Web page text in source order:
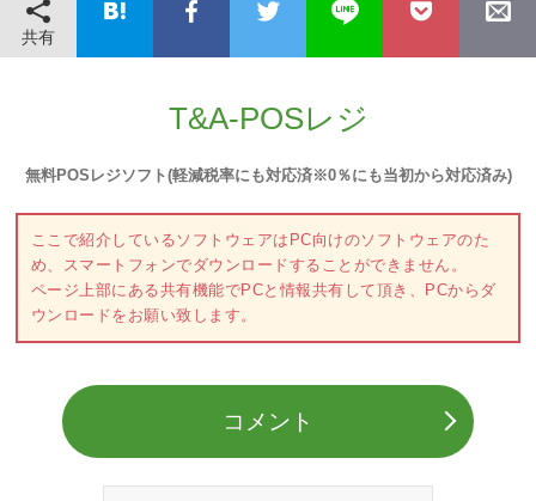
共有
T&A-POSレジ
無料POSレジソフト(軽減税率にも対応済※0％にも当初から対応済み)
ここで紹介しているソフトウェアはPC向けのソフトウェアのた
め、スマートフォンでダウンロードすることができません。
ページ上部にある共有機能でPCと情報共有して頂き、PCからダ
ウンロードをお願い致します。
コメント